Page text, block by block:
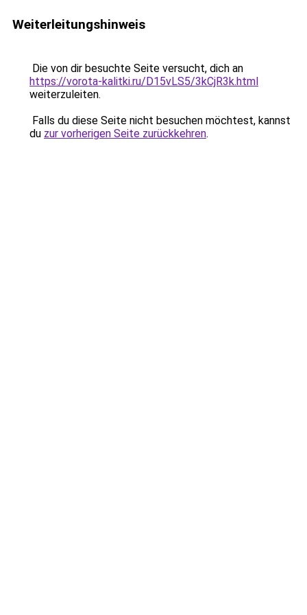
Weiterleitungshinweis
Die von dir besuchte Seite versucht, dich an
https://vorota-kalitki.ru/D15vLS5/3kCjR3k.html
weiterzuleiten.
Falls du diese Seite nicht besuchen möchtest, kannst
du zur vorherigen Seite zurückkehren.